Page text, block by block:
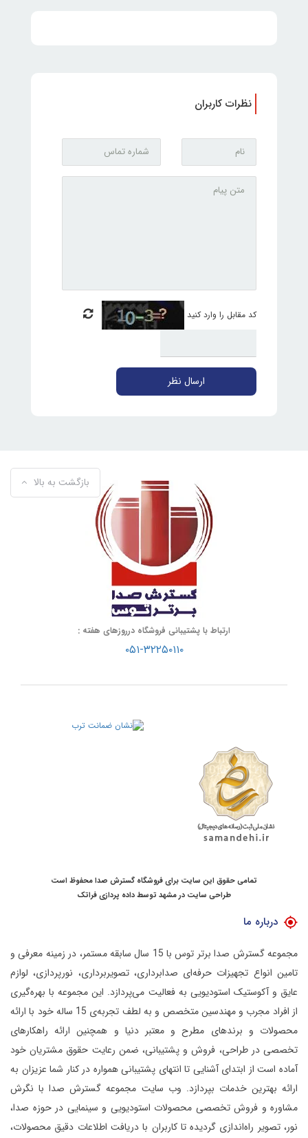
نظرات کاربران
کد مقابل را وارد کنید
ارسال نظر
بازگشت به بالا
ارتباط با پشتیبانی فروشگاه درروزهای هفته :
۰۵۱-۳۲۲۵۰۱۱۰
تمامی حقوق این سایت برای فروشگاه گسترش صدا محفوظ است
طراحی سایت در مشهد توسطداده پردازی فراتک
درباره ما
مجموعه گسترش صدا برتر توس با 15 سال سابقه مستمر، در زمینه معرفی و
تامین انواع تجهیزات حرفه‌ای صدابرداری، تصویربرداری، نورپردازی، لوازم
عایق و آکوستیک استودیویی به فعالیت می‌پردازد. این مجموعه با بهره‌گیری
از افراد مجرب و مهندسین متخصص و به لطف تجربه‌ی 15 ساله خود با ارائه
محصولات و برندهای مطرح و معتبر دنیا و همچنین ارائه راهکارهای
تخصصی در طراحی، فروش و پشتیبانی، ضمن رعایت حقوق مشتریان خود
آماده است از ابتدای آشنایی تا انتهای پشتیبانی همواره در کنار شما عزیزان به
ارائه بهترین خدمات بپردازد. وب سایت مجموعه گسترش صدا با نگرش
مشاوره و فروش تخصصی محصولات استودیویی و سینمایی در حوزه صدا،
نور، تصویر راه‌اندازی گردیده تا کاربران با دریافت اطلاعات دقیق محصولات،